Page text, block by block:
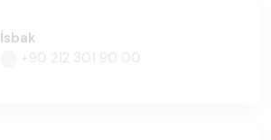
İsbak
+90 212 301 90 00